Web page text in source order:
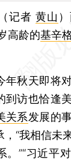
记者 黄山 ）
高龄的基辛
年秋天即将
到访也恰逢
关系发展的
“我相信未
。”“习近平